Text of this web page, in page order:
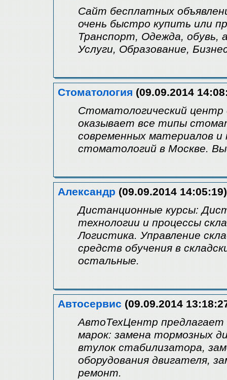
Сайт бесплатных
очень быстро купить или
Транспорт, Одежда, обувь,
Услуги, Образование,
Стоматология (09.09.2014
Стоматологический центр
оказывает все типы
современных материалов
стоматологий в Москве.
Александр (09.09.2014 14:05:19)
Дистанционные курсы:
технологии и процессы
Логистика. Управление
средств обучения в
остальные.
Автосервис (09.09.2014
АвтоТехЦентр
марок: замена тормозных
втулок стабилизатора,
оборудования двигателя,
ремонт.